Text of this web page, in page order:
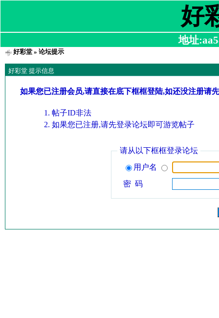
好
地址
好彩堂» 论坛提示
好彩堂 提示信息
如果您已注册会员,请直接在底下框框登陆,如还没注册请
帖子ID非法
如果您已注册,请先登录论坛即可游览帖子
请从以下框框登录论坛
用户名
密 码